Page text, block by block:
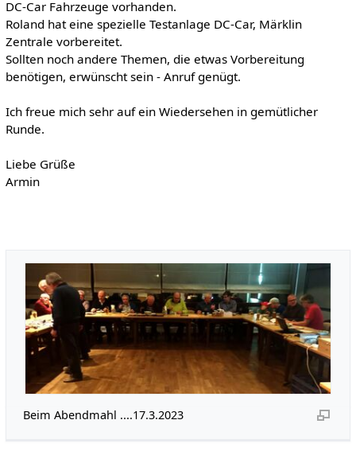
DC-Car Fahrzeuge vorhanden.
Roland hat eine spezielle Testanlage DC-Car, Märklin
Zentrale vorbereitet.
Sollten noch andere Themen, die etwas Vorbereitung
benötigen, erwünscht sein - Anruf genügt.
Ich freue mich sehr auf ein Wiedersehen in gemütlicher
Runde.
Liebe Grüße
Armin
Beim Abendmahl ....17.3.2023